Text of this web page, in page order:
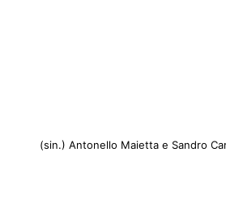
(sin.) Antonello Maietta e Sandro